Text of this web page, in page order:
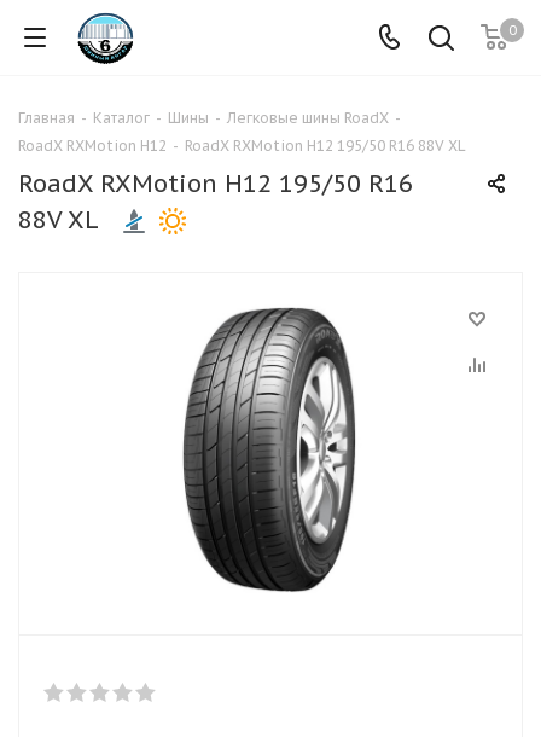
0
Главная - Каталог - Шины - Легковые шины RoadX -
RoadX RXMotion H12 - RoadX RXMotion H12 195/50 R16 88V XL
RoadX RXMotion H12 195/50 R16
88V XL